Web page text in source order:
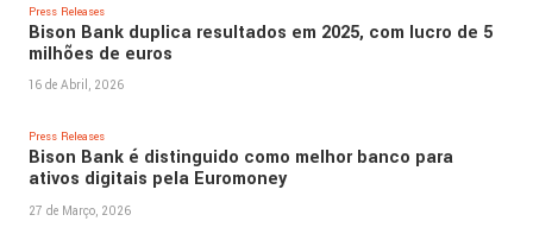
Press Releases
Bison Bank duplica resultados em 2025, com lucro de 5
milhões de euros
16 de Abril, 2026
Press Releases
Bison Bank é distinguido como melhor banco para
ativos digitais pela Euromoney
27 de Março, 2026